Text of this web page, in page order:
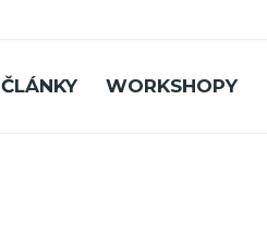
ČLÁNKY WORKSHOPY